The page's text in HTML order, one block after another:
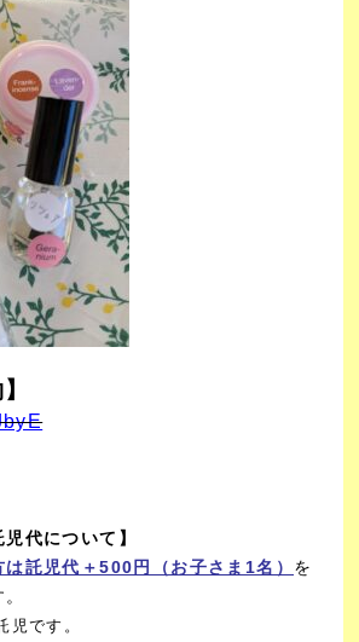
児代について】
託児代＋500円（お子さま1名） を
児です。